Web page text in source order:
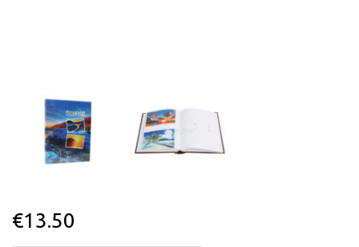
€13.50